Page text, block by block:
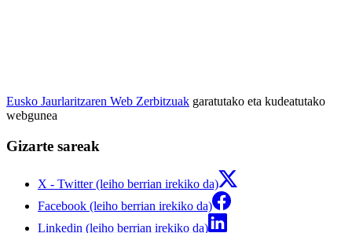
Eusko Jaurlaritzaren Web Zerbitzuak garatutako eta kudeatutako
webgunea
Gizarte sareak
X - Twitter (leiho berrian irekiko da)
Facebook (leiho berrian irekiko da)
Linkedin (leiho berrian irekiko da)